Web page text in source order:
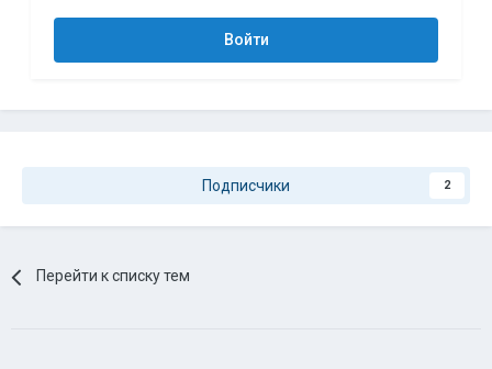
Войти
Подписчики 2
Перейти к списку тем